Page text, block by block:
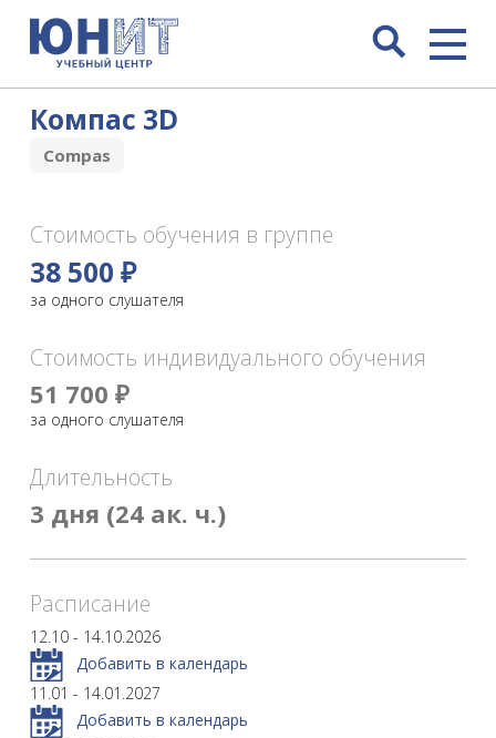
Компас 3D
Compas
Стоимость обучения в группе
38 500 ₽
за одного слушателя
Стоимость индивидуального обучения
51 700 ₽
за одного слушателя
Длительность
3 дня (24 ак. ч.)
Расписание
12.10 - 14.10.2026
Добавить в календарь
11.01 - 14.01.2027
Добавить в календарь